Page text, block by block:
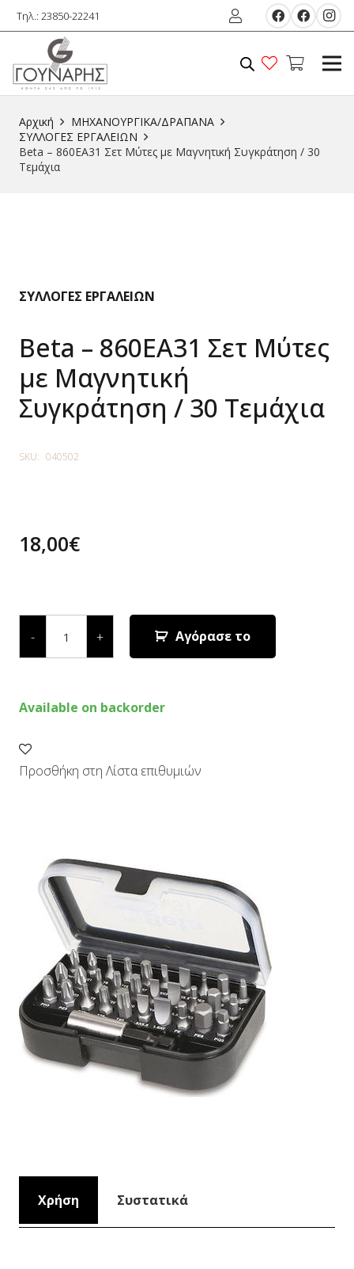
Τηλ.: 23850-22241
Αρχική
ΜΗΧΑΝΟΥΡΓΙΚΑ/ΔΡΑΠΑΝΑ
ΣΥΛΛΟΓΕΣ ΕΡΓΑΛΕΙΩΝ
Beta – 860EA31 Σετ Μύτες με Μαγνητική Συγκράτηση / 30
Τεμάχια
ΣΥΛΛΟΓΕΣ ΕΡΓΑΛΕΙΩΝ
Beta – 860EA31 Σετ Μύτες
με Μαγνητική
Συγκράτηση / 30 Τεμάχια
SKU: 040502
18,00€
-
Beta
860EA31
Σετ
Συγκράτηση
+ Αγόρασε το
Available on backorder
Προσθήκη στη Λίστα επιθυμιών
Χρήση Συστατικά